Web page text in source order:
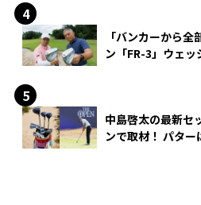
「バンカーから
ン「FR-3」ウェ
中島啓太の最新セ
ンで取材！ パタ